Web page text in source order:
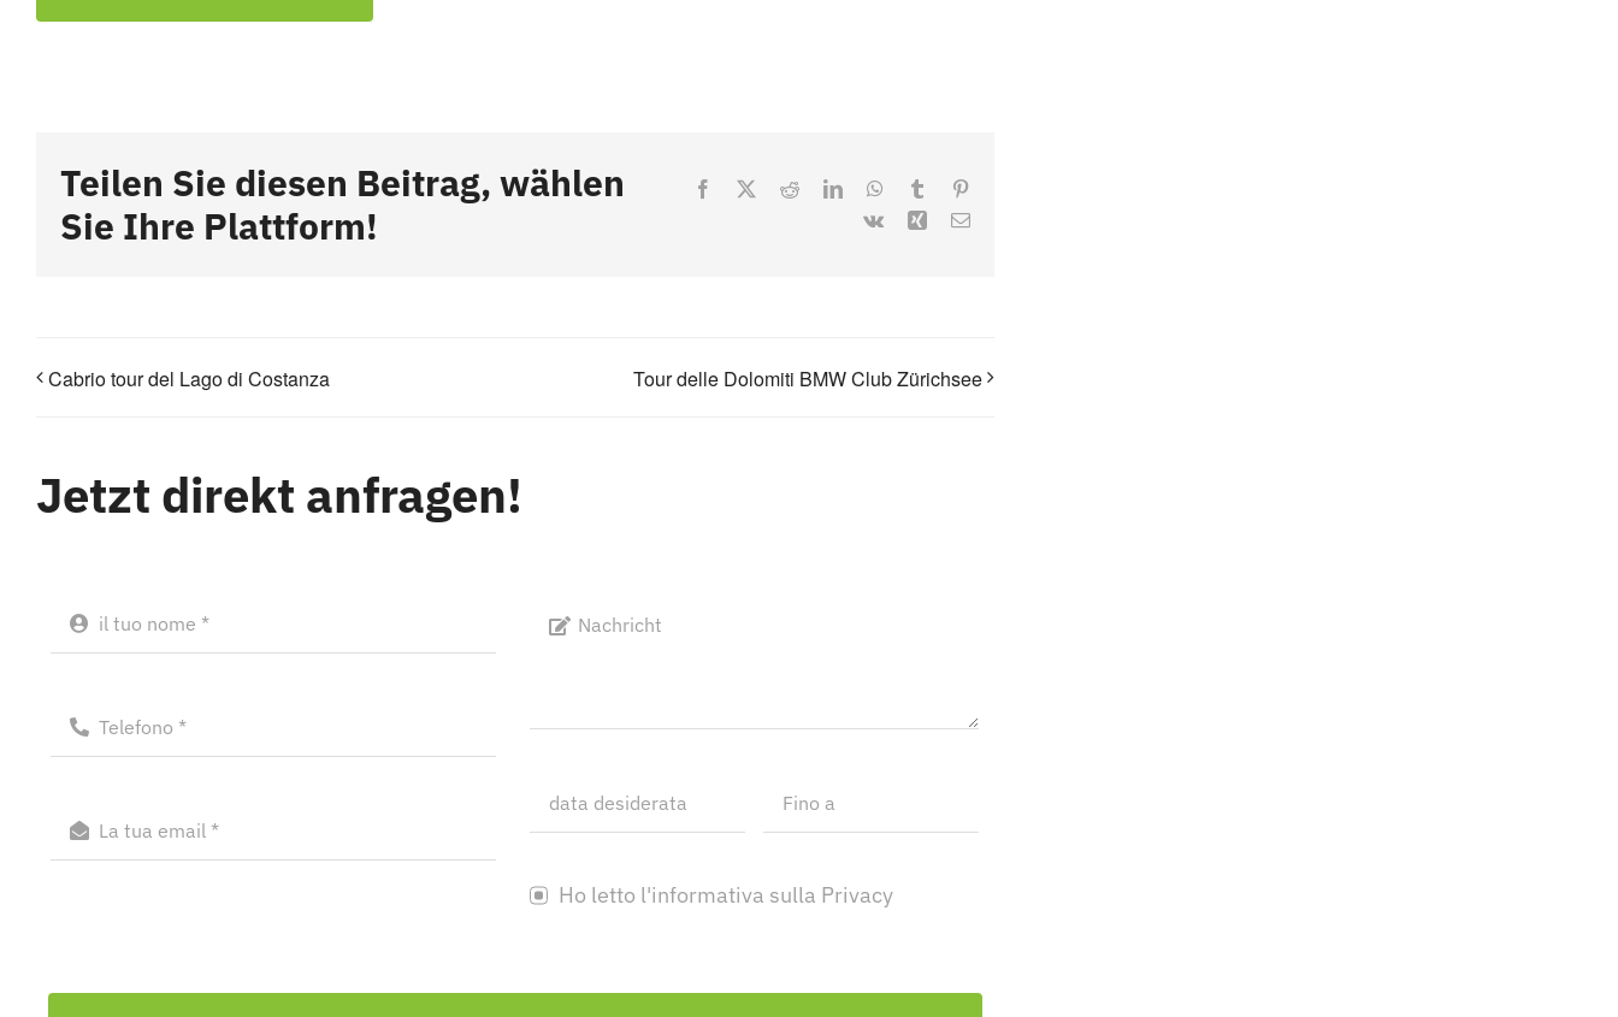
Teilen Sie diesen Beitrag, wählen
Sie Ihre Plattform!
Facebook RedditLinkedInWhatsApp
Tumblr
Vk
Xing Email
Cabrio tour del Lago di Costanza Tour delle Dolomiti BMW Club Zürichsee
Jetzt direkt anfragen!
Ho letto l'informativa sulla Privacy